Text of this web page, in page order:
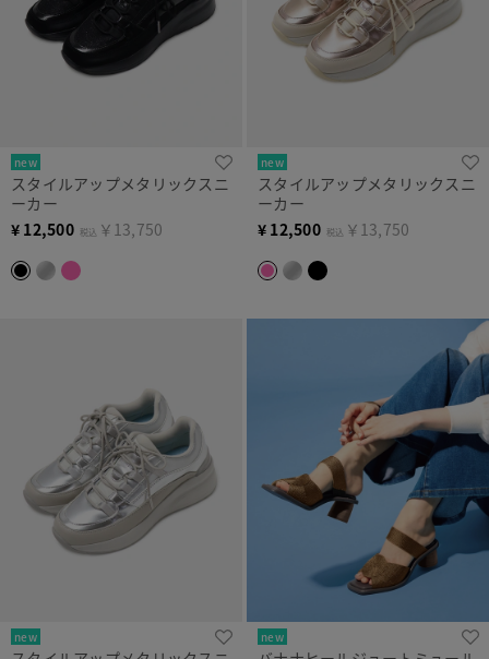
new
スタイルアップメタリックスニ
ーカー
¥ 12,500 税込 ￥13,750
new
スタイルアップメタリックスニ
ーカー
¥ 12,500 税込 ￥13,750
new new